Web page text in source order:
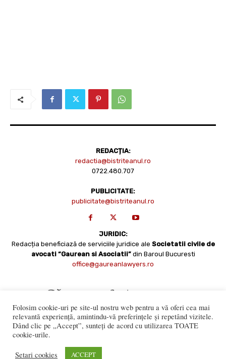
REDACȚIA:
redactia@bistriteanul.ro
0722.480.707
PUBLICITATE:
publicitate@bistriteanul.ro
JURIDIC:
Redacția beneficiază de serviciile juridice ale Societatii civile de
avocati “Gaurean si Asociatii” din Baroul Bucuresti
office@gaureanlawyers.ro
numai cu acordul expres al Bistriteanul.Ro. © Copyright 2008 -
Folosim cookie-uri pe site-ul nostru web pentru a vă oferi cea mai
relevantă experiență, amintindu-vă preferințele și repetând vizitele.
Dând clic pe „Accept”, sunteți de acord cu utilizarea TOATE
cookie-urile.
Setari cookies ACCEPT